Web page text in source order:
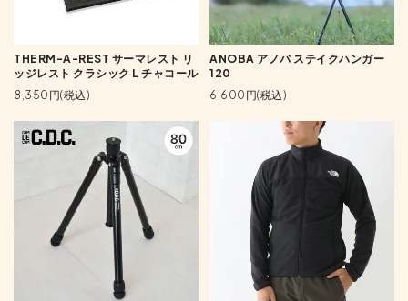
THERM-A-REST サーマレスト リ
ッジレスト クラシック L チャコール
8,350円(税込)
ANOBA アノバ ステイクハンガー
120
6,600円(税込)